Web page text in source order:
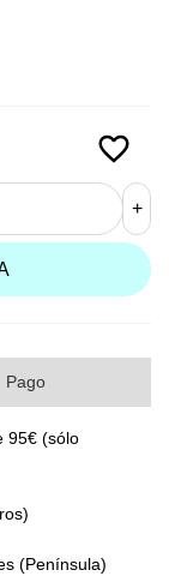
favorite_border
+
Pago
95€ (sólo
(Península)